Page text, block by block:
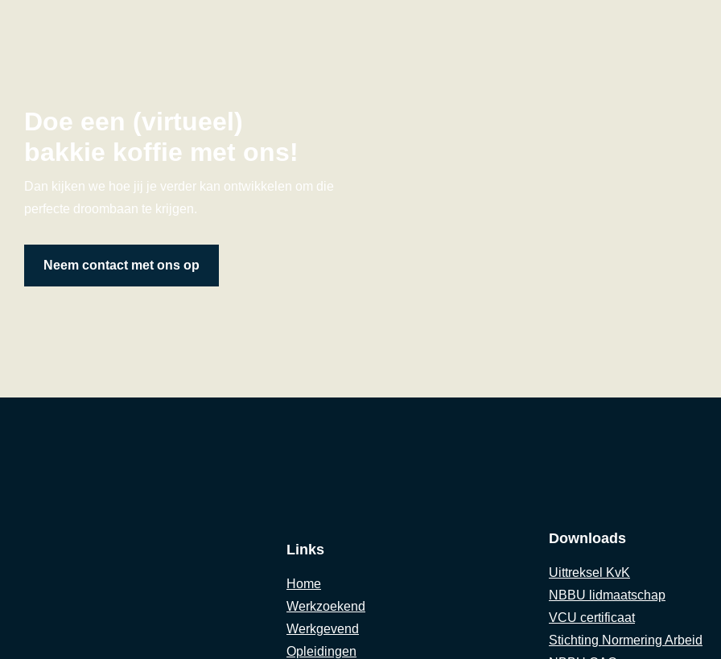
Doe een (virtueel)
bakkie koffie met ons!
Dan kijken we hoe jij je verder kan ontwikkelen om die
perfecte droombaan te krijgen.
Neem contact met ons op
Links
Home
Werkzoekend
Werkgevend
Opleidingen
Downloads
Uittreksel KvK
NBBU lidmaatschap
VCU certificaat
Stichting Normering Arbeid